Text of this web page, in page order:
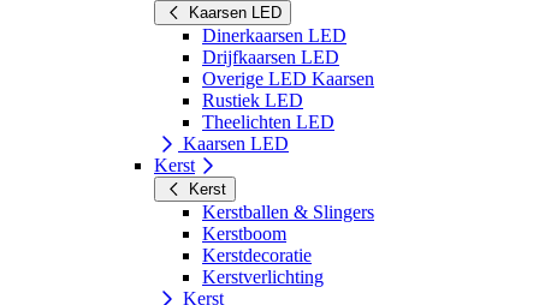
Kaarsen LED
Dinerkaarsen LED
Drijfkaarsen LED
Overige LED Kaarsen
Rustiek LED
Theelichten LED
Kaarsen LED
Kerst
Kerst
Kerstballen & Slingers
Kerstboom
Kerstdecoratie
Kerstverlichting
Kerst